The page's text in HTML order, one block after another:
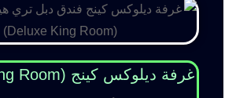
غرفة ديلوكس كينج (Deluxe King Room)